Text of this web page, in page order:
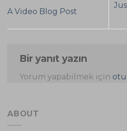
A Video Blog Post
Bir yanıt yazın
Yorum yapabilmek için
ABOUT